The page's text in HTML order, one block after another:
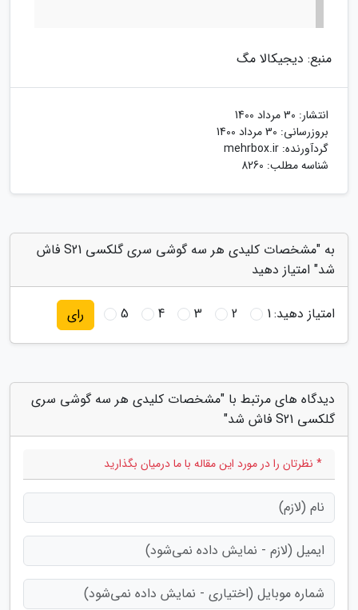
منبع: دیجیکالا مگ
انتشار: 30 مرداد 1400
بروزرسانی: 30 مرداد 1400
گردآورنده: mehrbox.ir
شناسه مطلب: 8260
به "مشخصات کلیدی هر سه گوشی سری گلکسی S21 فاش
شد" امتیاز دهید
امتیاز دهید:1
2
3
4
5 رای
دیدگاه های مرتبط با "مشخصات کلیدی هر سه گوشی سری
گلکسی S21 فاش شد"
* نظرتان را در مورد این مقاله با ما درمیان بگذارید